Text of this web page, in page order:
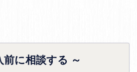
前に相談する ～